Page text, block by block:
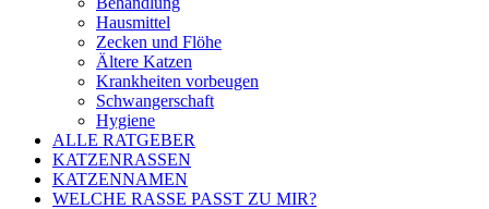
Hausmittel
Zecken und Flöhe
Ältere Katzen
Krankheiten vorbeugen
Schwangerschaft
Hygiene
ALLE RATGEBER
KATZENRASSEN
KATZENNAMEN
WELCHE RASSE PASST ZU MIR?